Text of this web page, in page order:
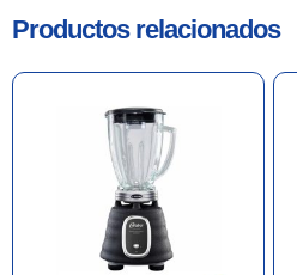
Productos relacionados